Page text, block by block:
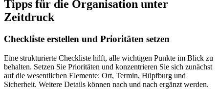
Tipps für die Organisation unter
Zeitdruck
Checkliste erstellen und Prioritäten setzen
Eine strukturierte Checkliste hilft, alle wichtigen Punkte im Blick zu
behalten. Setzen Sie Prioritäten und konzentrieren Sie sich zunächst
auf die wesentlichen Elemente: Ort, Termin, Hüpfburg und
Sicherheit. Weitere Details können nach und nach ergänzt werden.